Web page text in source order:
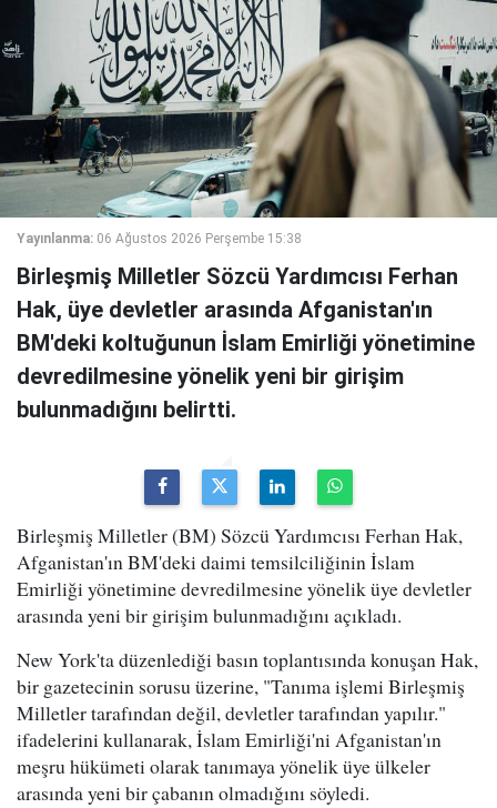
Yayınlanma: 06 Ağustos 2026 Perşembe 15:38
Birleşmiş Milletler Sözcü Yardımcısı Ferhan
Hak, üye devletler arasında Afganistan'ın
BM'deki koltuğunun İslam Emirliği yönetimine
devredilmesine yönelik yeni bir girişim
bulunmadığını belirtti.
Birleşmiş Milletler (BM) Sözcü Yardımcısı Ferhan Hak,
Afganistan'ın BM'deki daimi temsilciliğinin İslam
Emirliği yönetimine devredilmesine yönelik üye devletler
arasında yeni bir girişim bulunmadığını açıkladı.
New York'ta düzenlediği basın toplantısında konuşan Hak,
bir gazetecinin sorusu üzerine, "Tanıma işlemi Birleşmiş
Milletler tarafından değil, devletler tarafından yapılır."
ifadelerini kullanarak, İslam Emirliği'ni Afganistan'ın
meşru hükümeti olarak tanımaya yönelik üye ülkeler
arasında yeni bir çabanın olmadığını söyledi.